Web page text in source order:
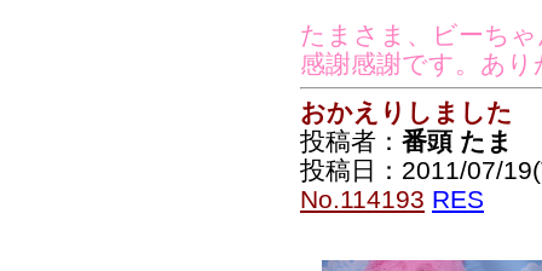
たまさま、ビーち
感謝感謝です。あ
おかえりしました
投稿者： 番頭 たま
投稿日：2011/07/
No.114193 RES